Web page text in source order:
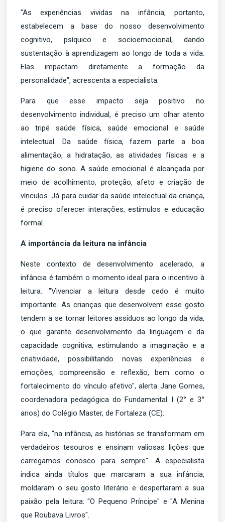
"As experiências vividas na infância, portanto,
estabelecem a base do nosso desenvolvimento
cognitivo, psíquico e socioemocional, dando
sustentação à aprendizagem ao longo de toda a vida.
Elas impactam diretamente a formação da
personalidade", acrescenta a especialista.
Para que esse impacto seja positivo no
desenvolvimento individual, é preciso um olhar atento
ao tripé saúde física, saúde emocional e saúde
intelectual. Da saúde física, fazem parte a boa
alimentação, a hidratação, as atividades físicas e a
higiene do sono. A saúde emocional é alcançada por
meio de acolhimento, proteção, afeto e criação de
vínculos. Já para cuidar da saúde intelectual da criança,
é preciso oferecer interações, estímulos e educação
formal.
A importância da leitura na infância
Neste contexto de desenvolvimento acelerado, a
infância é também o momento ideal para o incentivo à
leitura. "Vivenciar a leitura desde cedo é muito
importante. As crianças que desenvolvem esse gosto
tendem a se tornar leitores assíduos ao longo da vida,
o que garante desenvolvimento da linguagem e da
capacidade cognitiva, estimulando a imaginação e a
criatividade, possibilitando novas experiências e
emoções, compreensão e reflexão, bem como o
fortalecimento do vínculo afetivo", alerta Jane Gomes,
coordenadora pedagógica do Fundamental I (2° e 3°
anos) do Colégio Master, de Fortaleza (CE).
Para ela, "na infância, as histórias se transformam em
verdadeiros tesouros e ensinam valiosas lições que
carregamos conosco para sempre". A especialista
indica ainda títulos que marcaram a sua infância,
moldaram o seu gosto literário e despertaram a sua
paixão pela leitura: "O Pequeno Príncipe" e "A Menina
que Roubava Livros".